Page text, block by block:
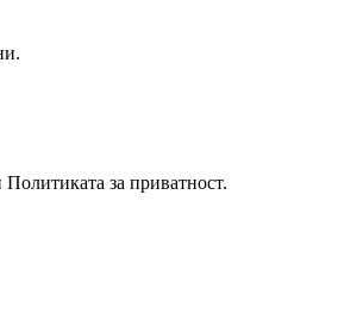
за приватност.